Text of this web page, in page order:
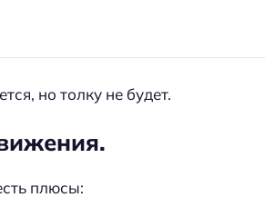
но толку не будет.
плюсы: